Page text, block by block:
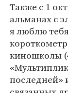
Также с 1
альманах с
я люблю
киношколы
последней»